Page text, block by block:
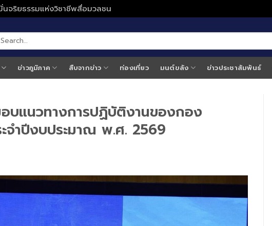
จริยธรรมแห่งวิชาชีพสื่อมวลชน
ข่าวภูมิภาค สืบจากข่าว ท่องเที่ยว มนต์ขลัง ข่าวประชาสัมพันธ์
บแนวทางการปฏิบัติงานของกอง
ำปีงบประมาณ พ.ศ. 2569